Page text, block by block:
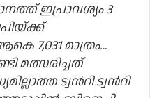
ഇപ്രാവശ്യം 3
7,031 മാത്രം…
മത്സരിച്ചത്
ട്വൻറി ട്വൻറി